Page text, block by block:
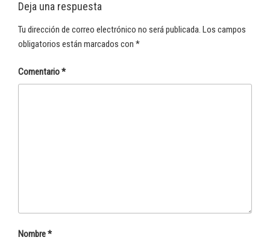
Deja una respuesta
Tu dirección de correo electrónico no será publicada. Los campos
obligatorios están marcados con *
Comentario*
Nombre*